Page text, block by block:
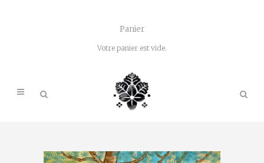
Panier
Votre panier est vide.